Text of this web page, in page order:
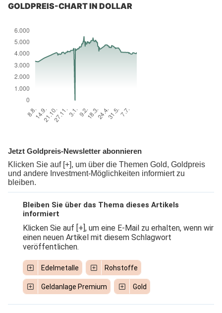
GOLDPREIS-CHART IN DOLLAR
Jetzt Goldpreis-Newsletter abonnieren
Klicken Sie auf [+], um über die Themen Gold, Goldpreis
und andere Investment-Möglichkeiten informiert zu
bleiben.
Bleiben Sie über das Thema dieses Artikels
informiert
Klicken Sie auf [+], um eine E-Mail zu erhalten, wenn wir
einen neuen Artikel mit diesem Schlagwort
veröffentlichen.
Edelmetalle Rohstoffe
Geldanlage Premium Gold